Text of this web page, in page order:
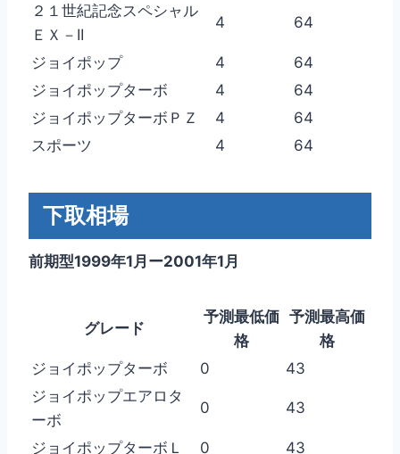
２１世紀記念スペシャル
ＥＸ－II
4 64
ジョイポップ 4
64
ジョイポップターボ
4
64
ジョイポップターボＰＺ
4
64
スポーツ
4 64
下取相場
前期型1999年1月ー2001年1月
グレード
予測最低価
格
予測最高価
格
ジョイポップターボ
0
43
ジョイポップエアロタ
ーボ
0 43
ジョイポップターボＬ 0 43